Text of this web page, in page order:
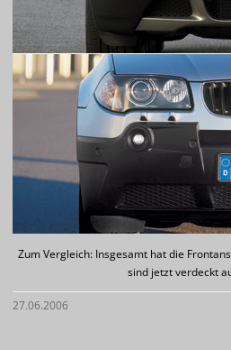
Zum Vergleich: Insgesamt hat die
sind jetzt verdeckt
27.06.2006